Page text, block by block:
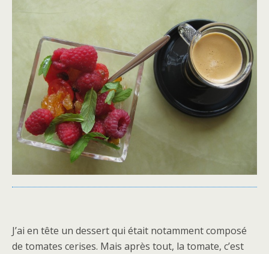
J’ai en tête un dessert qui était notamment composé
de tomates cerises. Mais après tout, la tomate, c’est